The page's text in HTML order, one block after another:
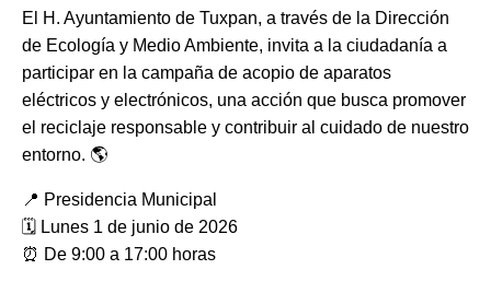
El H. Ayuntamiento de Tuxpan, a través de la Dirección
de Ecología y Medio Ambiente, invita a la ciudadanía a
participar en la campaña de acopio de aparatos
eléctricos y electrónicos, una acción que busca promover
el reciclaje responsable y contribuir al cuidado de nuestro
entorno. 🌎
📍 Presidencia Municipal
🗓️ Lunes 1 de junio de 2026
⏰ De 9:00 a 17:00 horas